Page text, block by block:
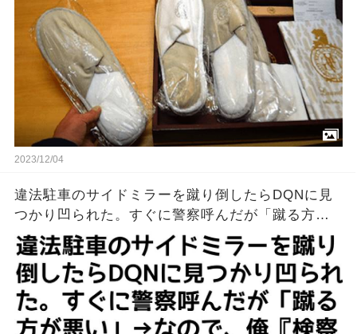
2023/12/04
違法駐車のサイドミラーを蹴り倒したらDQNに見
つかり凹られた。すぐに警察呼んだが「蹴る方が
悪い」→なので、俺『検察に訴えるから階級と氏
名を提示しろ』と詰めたら…